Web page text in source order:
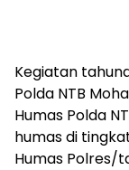
Kegiatan
Polda NTB
Humas Polda
humas di
Humas Polres/